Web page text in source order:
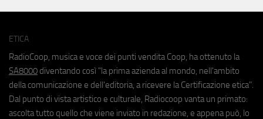
ETICA
RadioCoop, musica e voce dei punti vendita Coop, ha ottenuto la
SA8000 diventando così "la prima azienda al mondo, nell'ambito
della comunicazione e dell'editoria, a ricevere la Certificazione etica".
Dal punto di vista artistico e culturale, Radiocoop vanta un primato:
ascolta tutto quello che viene inviato in redazione, e appena può, lo